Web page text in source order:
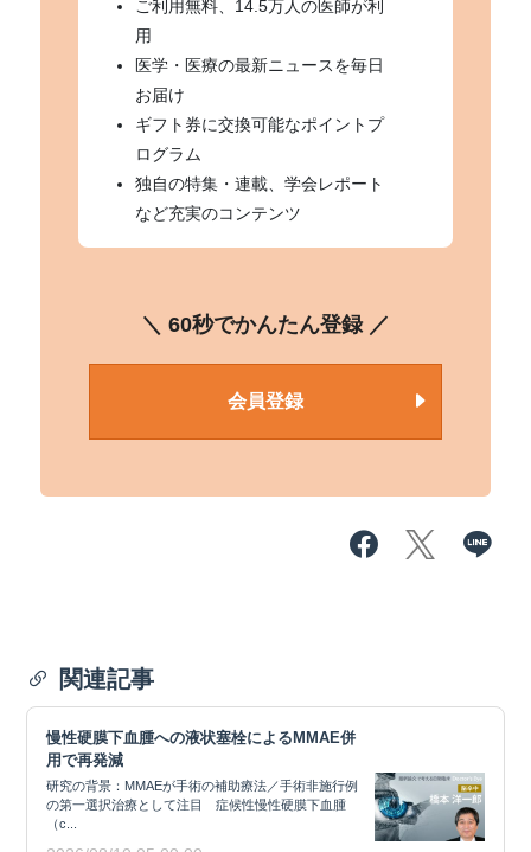
ご利用無料、14.5万人の医師が利
用
医学・医療の最新ニュースを毎日
お届け
ギフト券に交換可能なポイントプ
ログラム
独自の特集・連載、学会レポート
など充実のコンテンツ
＼ 60秒でかんたん登録 ／
会員登録
関連記事
慢性硬膜下血腫への液状塞栓によるMMAE併
用で再発減
研究の背景：MMAEが手術の補助療法／手術非施行例
の第一選択治療として注目 症候性慢性硬膜下血腫
（c...